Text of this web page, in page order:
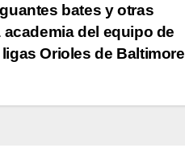
bates y otras
del equipo de
Orioles de Baltimore